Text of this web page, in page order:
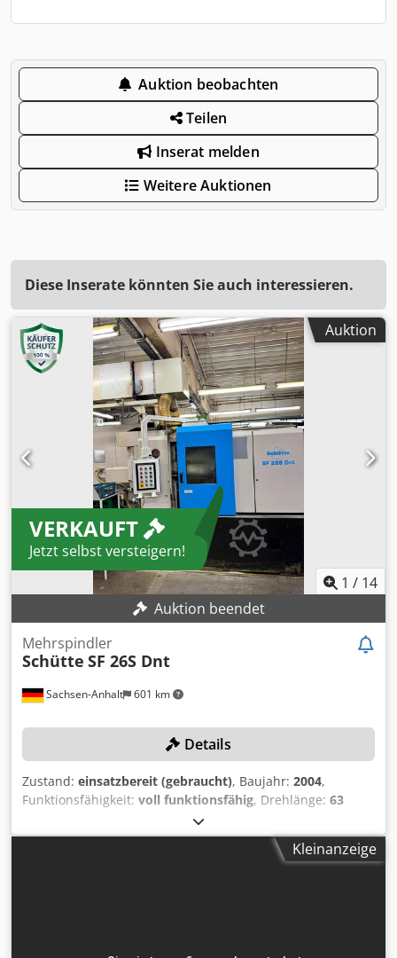
Auktion beobachten
Teilen
Inserat melden
Weitere Auktionen
Diese Inserate könnten Sie auch interessieren.
Auktion
VERKAUFT
Jetzt selbst versteigern!
1 / 14
Auktion beendet
Sachsen-Anhalt 601 km
Mehrspindler
Schütte SF 26S Dnt
Details
Zustand: einsatzbereit (gebraucht), Baujahr: 2004,
Funktionsfähigkeit: voll funktionsfähig, Drehlänge: 63
3’750 U/min
kg, Bohrtiefe:63 mm, Bei der Maschine sind
Spannzangen, Aufnahmen & weiteres Zubehör enthalten!
Kleinanzeige